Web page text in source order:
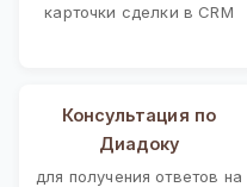
карточки сделки в CRM
Консультация по
Диадоку
для получения ответов на